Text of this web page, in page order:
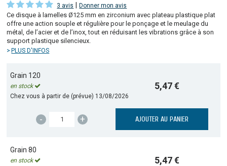
3 avis |Donner mon avis
Ce disque à lamelles Ø125 mm en zirconium avec plateau plastique plat
offre une action souple et régulière pour le ponçage et le meulage du
métal, de l’acier et de l’inox, tout en réduisant les vibrations grâce à son
support plastique silencieux.
PLUS D'INFOS
Grain 120
en stock
Chez vous à partir de (prévue) 13/08/2026
5,47 €
- + AJOUTER AU PANIER
Grain 80
en stock
5,47 €